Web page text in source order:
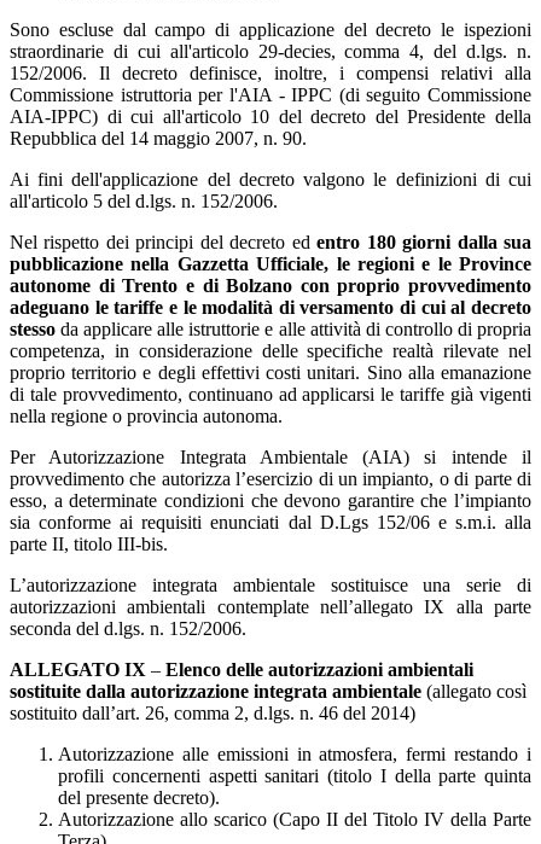
Sono escluse dal campo di applicazione del decreto le ispezioni
straordinarie di cui all'articolo 29-decies, comma 4, del d.lgs. n.
152/2006. Il decreto definisce, inoltre, i compensi relativi alla
Commissione istruttoria per l'AIA - IPPC (di seguito Commissione
AIA-IPPC) di cui all'articolo 10 del decreto del Presidente della
Repubblica del 14 maggio 2007, n. 90.
Ai fini dell'applicazione del decreto valgono le definizioni di cui
all'articolo 5 del d.lgs. n. 152/2006.
Nel rispetto dei principi del decreto edentro 180 giorni dalla sua
pubblicazione nella Gazzetta Ufficiale, le regioni e le Province
autonome di Trento e di Bolzano con proprio provvedimento
adeguano le tariffe e le modalità di versamento di cui al decreto
stesso da applicare alle istruttorie e alle attività di controllo di propria
competenza, in considerazione delle specifiche realtà rilevate nel
proprio territorio e degli effettivi costi unitari. Sino alla emanazione
di tale provvedimento, continuano ad applicarsi le tariffe già vigenti
nella regione o provincia autonoma.
Per Autorizzazione Integrata Ambientale (AIA) si intende il
provvedimento che autorizza l’esercizio di un impianto, o di parte di
esso, a determinate condizioni che devono garantire che l’impianto
sia conforme ai requisiti enunciati dal D.Lgs 152/06 e s.m.i. alla
parte II, titolo III-bis.
L’autorizzazione integrata ambientale sostituisce una serie di
autorizzazioni ambientali contemplate nell’allegato IX alla parte
seconda del d.lgs. n. 152/2006.
ALLEGATO IX – Elenco delle autorizzazioni ambientali
sostituite dalla autorizzazione integrata ambientale (allegato così
sostituito dall’art. 26, comma 2, d.lgs. n. 46 del 2014)
Autorizzazione alle emissioni in atmosfera, fermi restando i
profili concernenti aspetti sanitari (titolo I della parte quinta
del presente decreto).
Autorizzazione allo scarico (Capo II del Titolo IV della Parte